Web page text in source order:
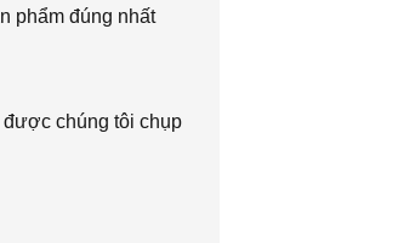
phẩm đúng nhất
được chúng tôi chụp